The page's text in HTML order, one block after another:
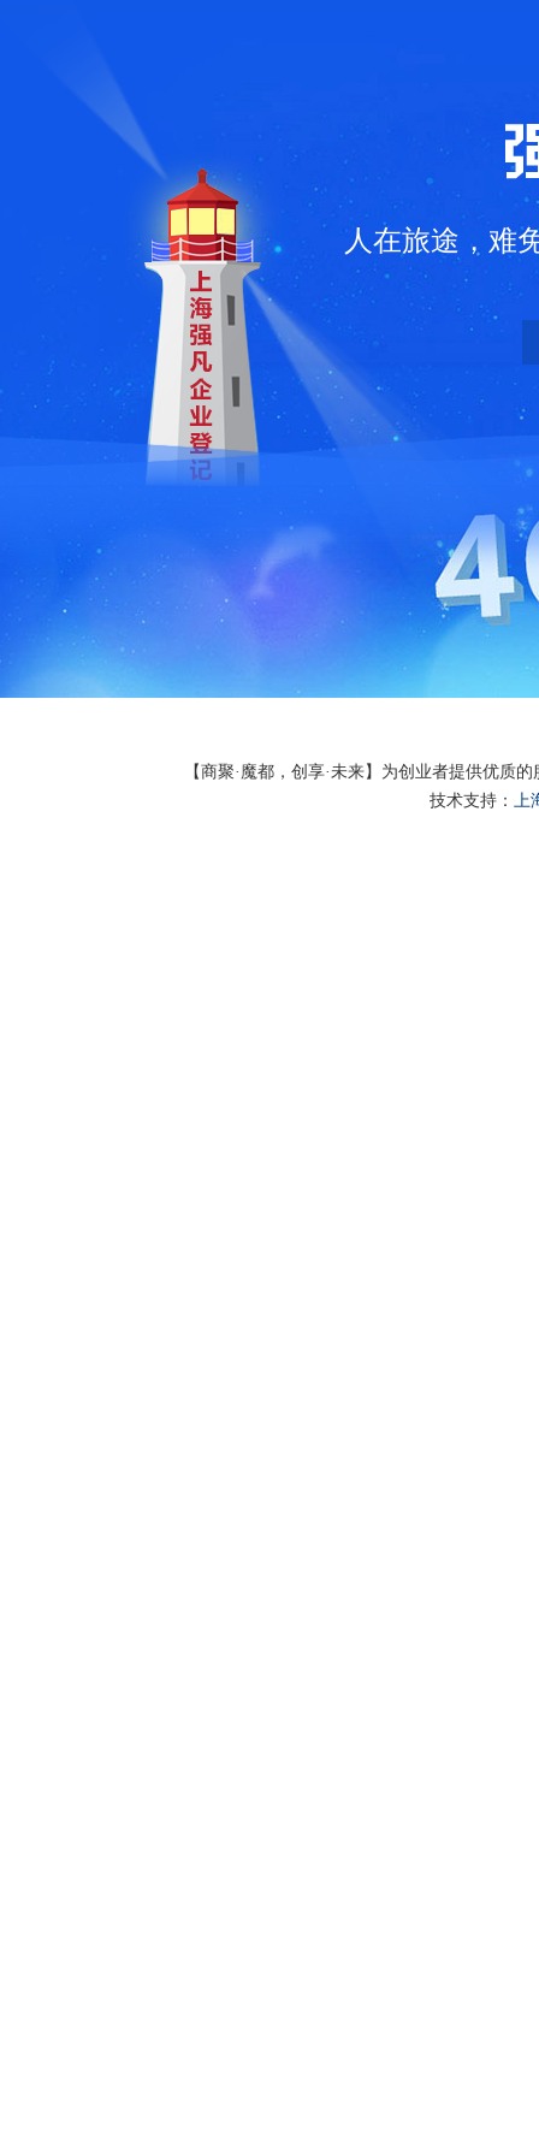
企业登记代理有限公司
人在旅途，难
【商聚·魔都，创享·未来】为创业者提供优质
技术支持： 上